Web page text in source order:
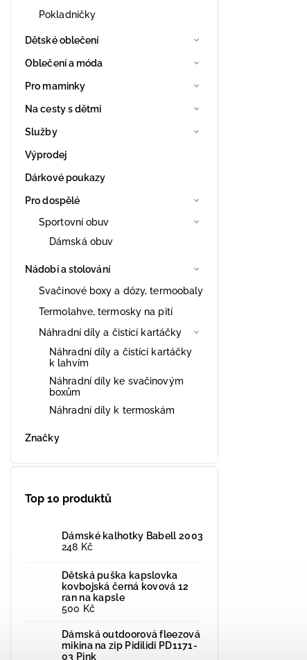
Pokladničky
Dětské oblečení
Oblečení a móda
Pro maminky
Na cesty s dětmi
Služby
Výprodej
Dárkové poukazy
Pro dospělé
Sportovní obuv
Dámská obuv
Nádobí a stolování
Svačinové boxy a dózy, termoobaly
Termolahve, termosky na pití
Náhradní díly a čistící kartáčky
Náhradní díly a čistící kartáčky
k lahvím
Náhradní díly ke svačinovým
boxům
Náhradní díly k termoskám
Značky
Top 10 produktů
Dámské kalhotky Babell 2003
248 Kč
Dětská puška kapslovka
kovbojská černá kovová 12
ran na kapsle
500 Kč
Dámská outdoorová fleezová
mikina na zip Pidilidi PD1171-
03 Pink